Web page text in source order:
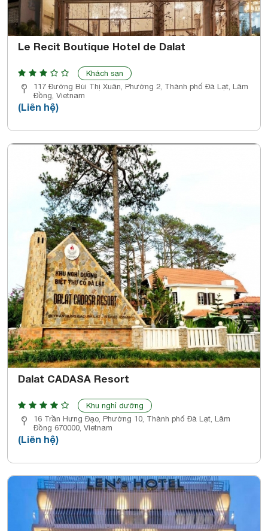
Le Recit Boutique Hotel de Dalat
Khách sạn
117 Đường Bùi Thị Xuân, Phường 2, Thành phố Đà Lạt, Lâm
Đồng, Vietnam
(Liên hệ)
Dalat CADASA Resort
Khu nghỉ dưỡng
16 Trần Hưng Đạo, Phường 10, Thành phố Đà Lạt, Lâm
Đồng 670000, Vietnam
(Liên hệ)